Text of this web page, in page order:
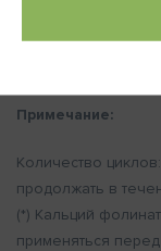
Примечание:
Количество
продолжать в
(*) Кальций
применяться